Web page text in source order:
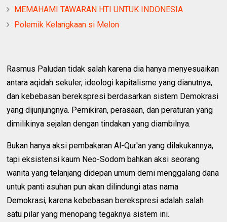
MEMAHAMI TAWARAN HTI UNTUK INDONESIA
Polemik Kelangkaan si Melon
Rasmus Paludan tidak salah karena dia hanya menyesuaikan
antara aqidah sekuler, ideologi kapitalisme yang dianutnya,
dan kebebasan berekspresi berdasarkan sistem Demokrasi
yang dijunjungnya. Pemikiran, perasaan, dan peraturan yang
dimilikinya sejalan dengan tindakan yang diambilnya.
Bukan hanya aksi pembakaran Al-Qur'an yang dilakukannya,
tapi eksistensi kaum Neo-Sodom bahkan aksi seorang
wanita yang telanjang didepan umum demi menggalang dana
untuk panti asuhan pun akan dilindungi atas nama
Demokrasi, karena kebebasan berekspresi adalah salah
satu pilar yang menopang tegaknya sistem ini.